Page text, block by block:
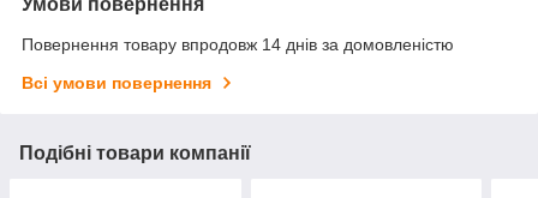
Повернення товару впродовж 14 днів за домовленістю
Всі умови повернення
Подібні товари компанії